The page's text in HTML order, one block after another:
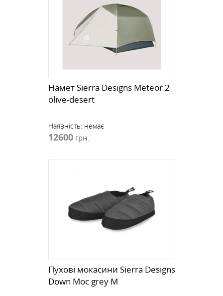
Намет Sierra Designs Meteor 2
olive-desert
Наявність: немає
12600 грн.
Пухові мокасини Sierra Designs
Down Moc grey M